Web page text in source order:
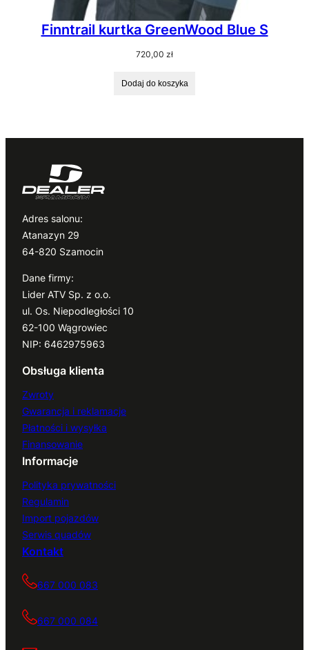
Finntrail kurtka GreenWood Blue S
720,00 zł
Dodaj do koszyka
Adres salonu:
Atanazyn 29
64-820 Szamocin
Dane firmy:
Lider ATV Sp. z o.o.
ul. Os. Niepodległości 10
62-100 Wągrowiec
NIP: 6462975963
Obsługa klienta
Zwroty
Gwarancja i reklamacje
Płatności i wysyłka
Finansowanie
Informacje
Polityka prywatności
Regulamin
Import pojazdów
Serwis quadów
Kontakt
667 000 083
667 000 084